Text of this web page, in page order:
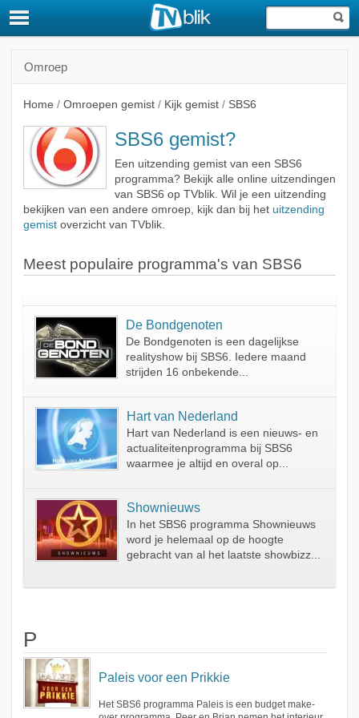
Omroep
Home / Omroepen gemist / Kijk gemist / SBS6
SBS6 gemist?
Een uitzending gemist van een SBS6
programma? Bekijk alle online uitzendingen
van SBS6 op TVblik. Wil je een uitzending
bekijken van een andere omroep, kijk dan bij het uitzending
gemistoverzicht van TVblik.
Meest populaire programma's van SBS6
De Bondgenoten
De Bondgenoten is een dagelijkse
realityshow bij SBS6. Iedere maand
strijden 16 onbekende...
Hart van Nederland
Hart van Nederland is een nieuws- en
actualiteitenprogramma bij SBS6
waarmee je altijd en overal op...
Shownieuws
In het SBS6 programma Shownieuws
word je helemaal op de hoogte
gebracht van al het laatste showbizz...
P
Paleis voor een Prikkie
Het SBS6 programma Paleis is een budget make-